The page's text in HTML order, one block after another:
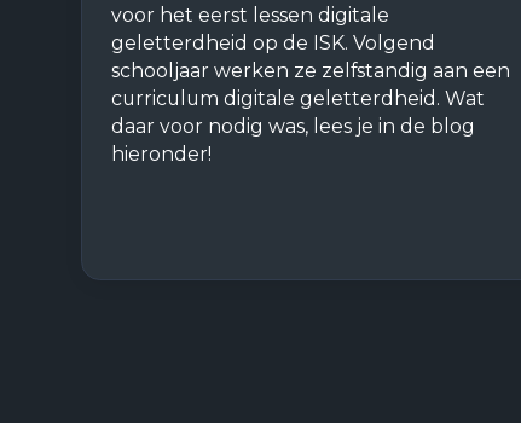
voor het eerst lessen digitale
geletterdheid op de ISK. Volgend
schooljaar werken ze zelfstandig aan een
curriculum digitale geletterdheid. Wat
daar voor nodig was, lees je in de blog
hieronder!